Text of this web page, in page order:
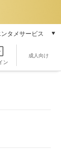
タメサービス
DVD
ン
成人向け